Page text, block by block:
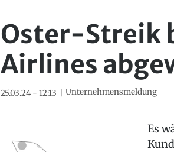
Oster-Streik
Airlines
25.03.24 - 12:13 Unternehmensmeldung
Es